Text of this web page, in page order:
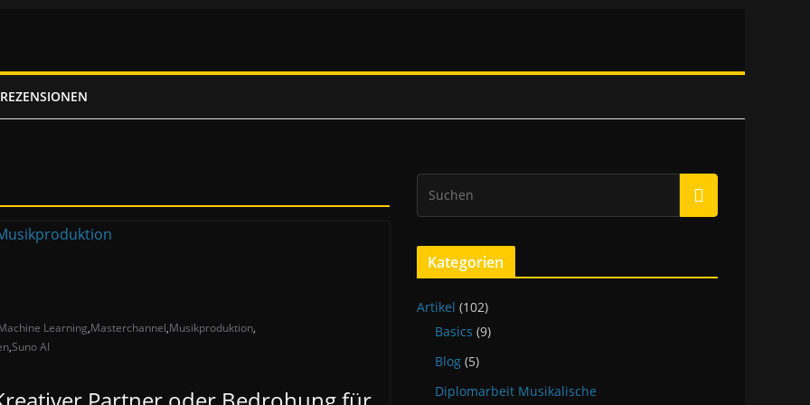
REZENSIONEN
Learning,Masterchannel,Musikproduktion,
,Suno AI
Kategorien
Artikel (102)
Basics (9)
Blog (5)
Diplomarbeit Musikalische